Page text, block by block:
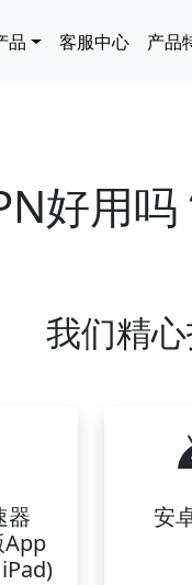
品 客服中心 产品
好用吗
我们精
器
App
安